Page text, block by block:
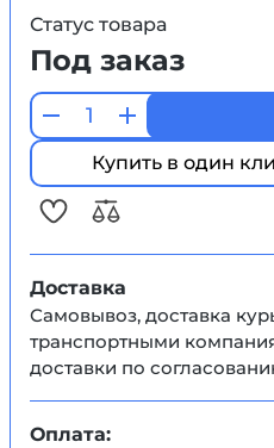
Статус товара
Под заказ
Купить в один
Доставка
Самовывоз, доставка
транспортными
доставки по
Оплата: